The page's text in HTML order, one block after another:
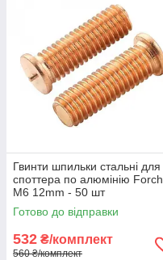
Гвинти шпильки стальні для
споттера по алюмінію Forch
М6 12mm - 50 шт
Готово до відправки
532 ₴/комплект
560 ₴/комплект